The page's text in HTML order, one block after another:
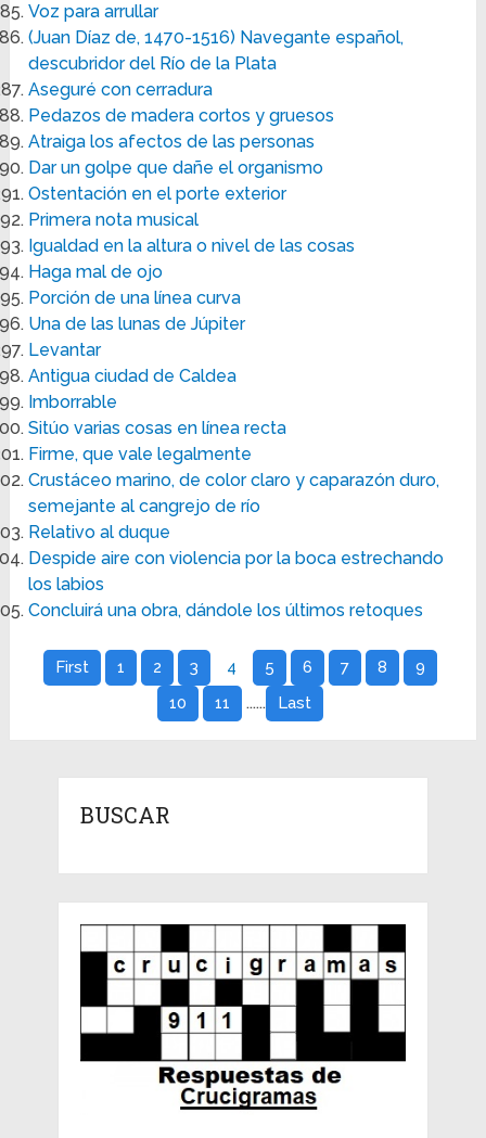
Voz para arrullar
(Juan Díaz de, 1470-1516) Navegante español,
descubridor del Río de la Plata
Aseguré con cerradura
Pedazos de madera cortos y gruesos
Atraiga los afectos de las personas
Dar un golpe que dañe el organismo
Ostentación en el porte exterior
Primera nota musical
Igualdad en la altura o nivel de las cosas
Haga mal de ojo
Porción de una línea curva
Una de las lunas de Júpiter
Levantar
Antigua ciudad de Caldea
Imborrable
Sitúo varias cosas en línea recta
Firme, que vale legalmente
Crustáceo marino, de color claro y caparazón duro,
semejante al cangrejo de río
Relativo al duque
Despide aire con violencia por la boca estrechando
los labios
Concluirá una obra, dándole los últimos retoques
First 1 2 3 4 5 6 7 8
9
10
11 ...... Last
BUSCAR